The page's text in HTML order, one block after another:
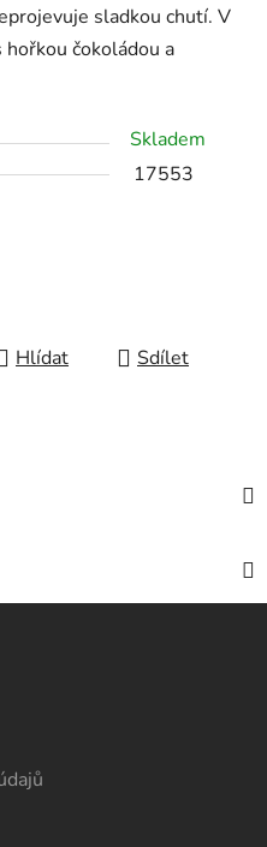
sladkou chutí. V
čokoládou a
Skladem
17553
Hlídat Sdílet